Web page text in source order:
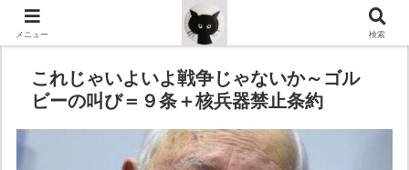
これじゃいよいよ戦争じゃないか～ゴル
ビーの叫び＝９条＋核兵器禁止条約
メニュー 検索